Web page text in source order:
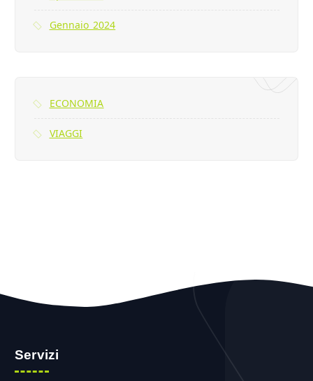
Gennaio 2024
ECONOMIA
VIAGGI
Servizi